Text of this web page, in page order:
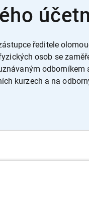
ředitele
osob se
odborníkem
kurzech a na